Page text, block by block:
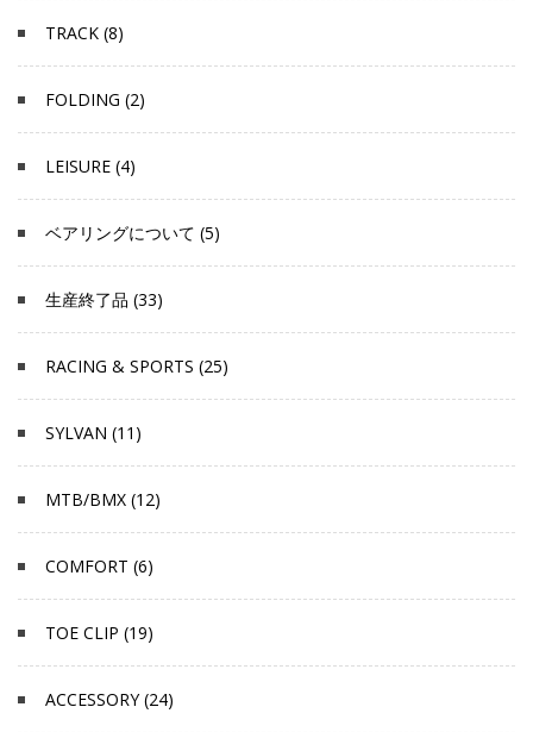
TRACK (8)
FOLDING (2)
LEISURE (4)
ベアリングについて (5)
生産終了品 (33)
RACING & SPORTS (25)
SYLVAN (11)
MTB/BMX (12)
COMFORT (6)
TOE CLIP (19)
ACCESSORY (24)